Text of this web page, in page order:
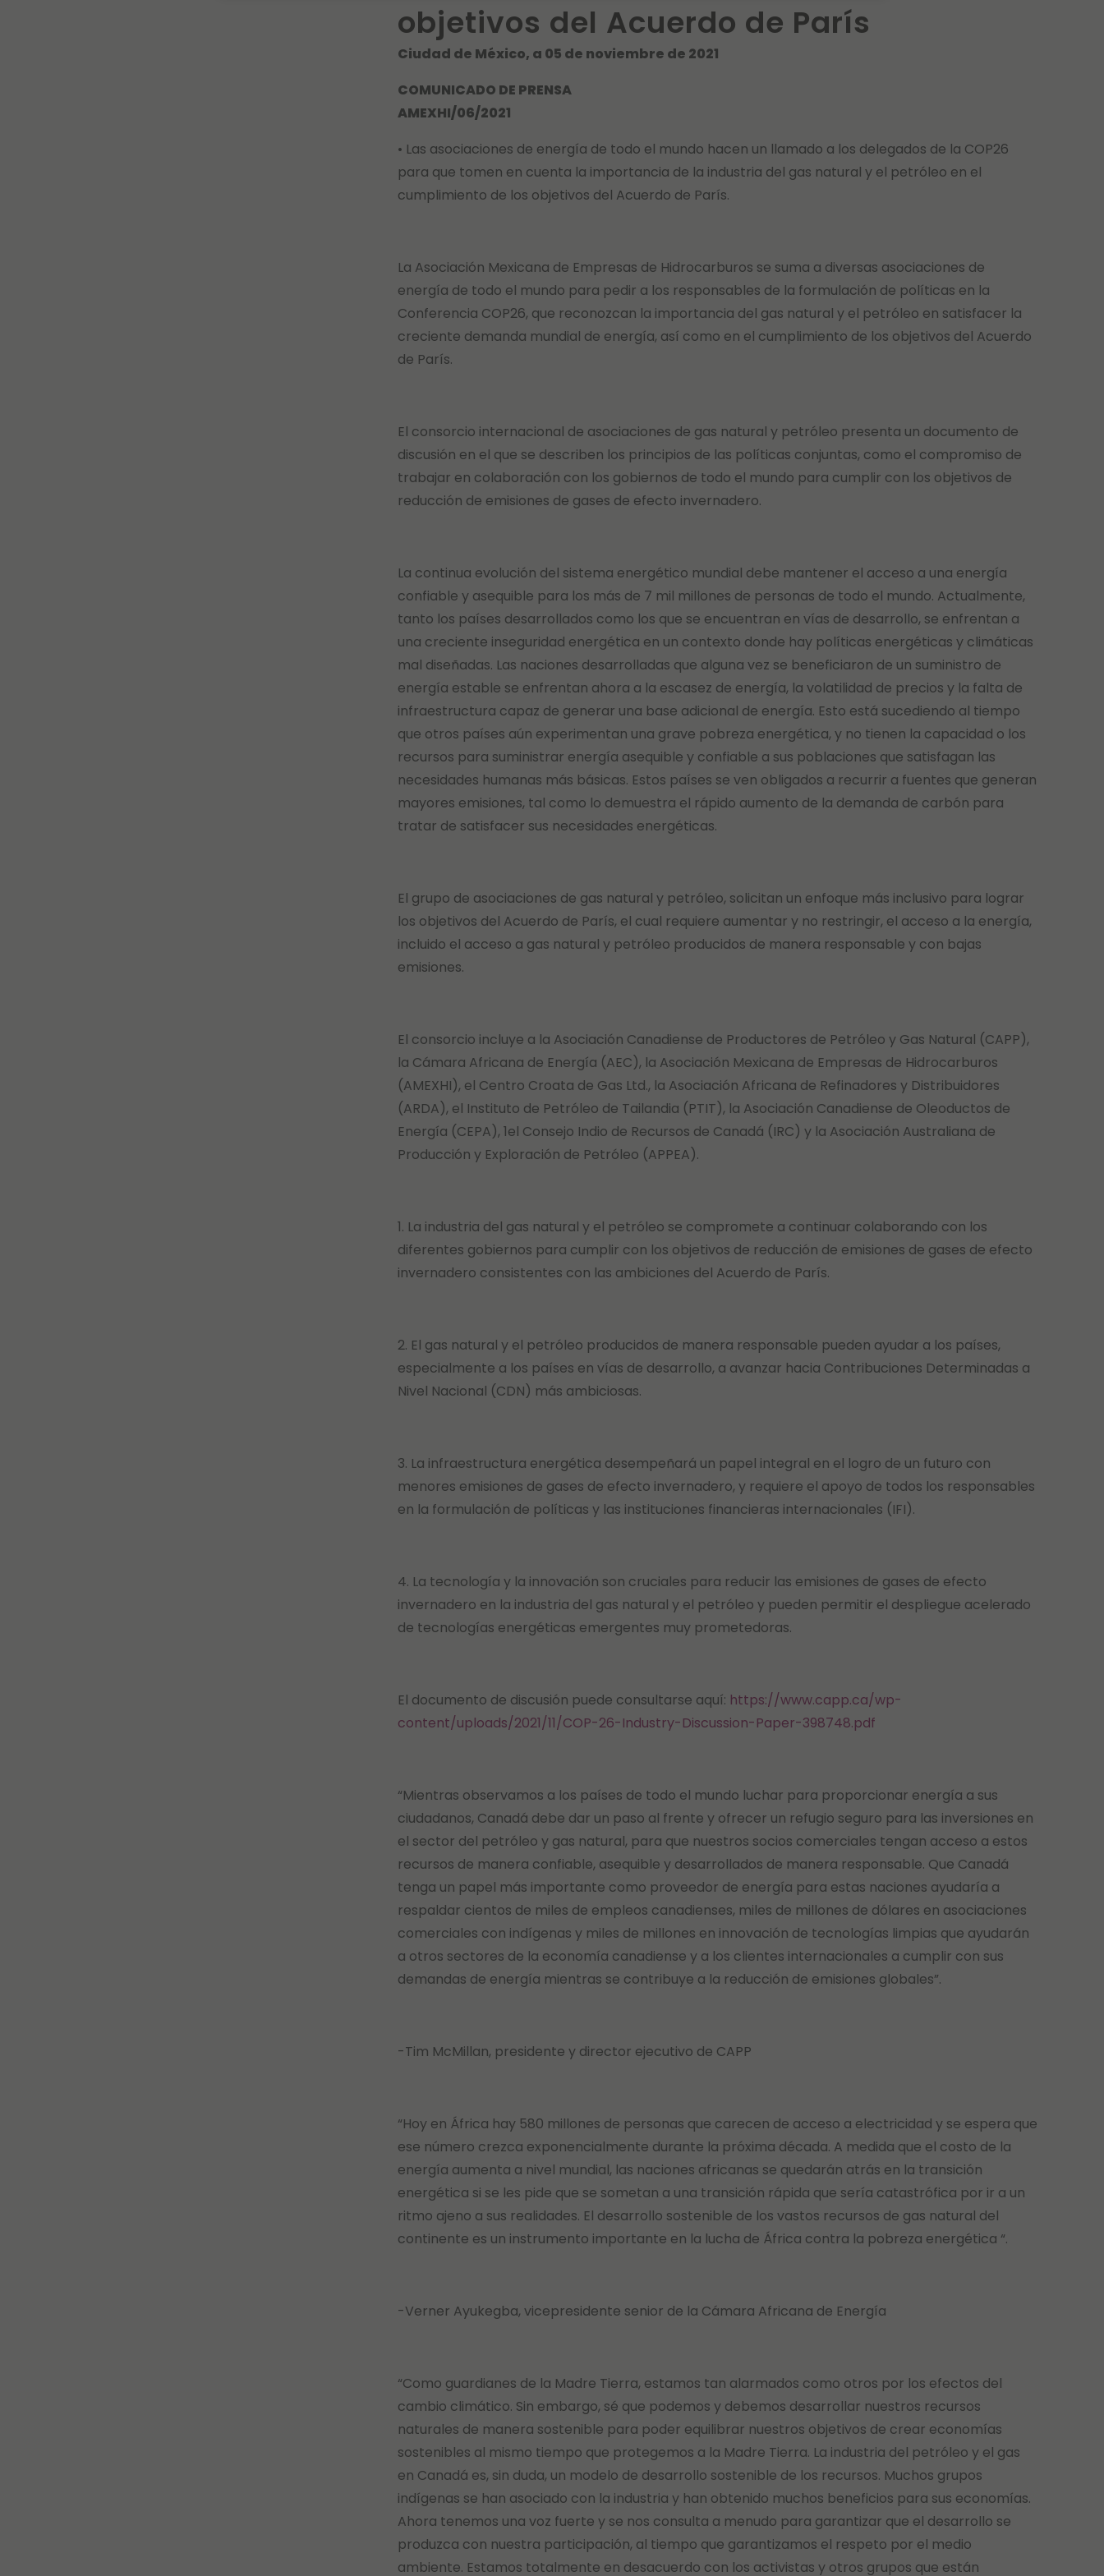
objetivos del Acuerdo de París
Ciudad de México, a 05 de noviembre de 2021
COMUNICADO DE PRENSA
AMEXHI/06/2021
• Las asociaciones de energía de todo el mundo hacen un llamado a los delegados de la COP26
para que tomen en cuenta la importancia de la industria del gas natural y el petróleo en el
cumplimiento de los objetivos del Acuerdo de París.
La Asociación Mexicana de Empresas de Hidrocarburos se suma a diversas asociaciones de
energía de todo el mundo para pedir a los responsables de la formulación de políticas en la
Conferencia COP26, que reconozcan la importancia del gas natural y el petróleo en satisfacer la
creciente demanda mundial de energía, así como en el cumplimiento de los objetivos del Acuerdo
de París.
El consorcio internacional de asociaciones de gas natural y petróleo presenta un documento de
discusión en el que se describen los principios de las políticas conjuntas, como el compromiso de
trabajar en colaboración con los gobiernos de todo el mundo para cumplir con los objetivos de
reducción de emisiones de gases de efecto invernadero.
La continua evolución del sistema energético mundial debe mantener el acceso a una energía
confiable y asequible para los más de 7 mil millones de personas de todo el mundo. Actualmente,
tanto los países desarrollados como los que se encuentran en vías de desarrollo, se enfrentan a
una creciente inseguridad energética en un contexto donde hay políticas energéticas y climáticas
mal diseñadas. Las naciones desarrolladas que alguna vez se beneficiaron de un suministro de
energía estable se enfrentan ahora a la escasez de energía, la volatilidad de precios y la falta de
infraestructura capaz de generar una base adicional de energía. Esto está sucediendo al tiempo
que otros países aún experimentan una grave pobreza energética, y no tienen la capacidad o los
recursos para suministrar energía asequible y confiable a sus poblaciones que satisfagan las
necesidades humanas más básicas. Estos países se ven obligados a recurrir a fuentes que generan
mayores emisiones, tal como lo demuestra el rápido aumento de la demanda de carbón para
tratar de satisfacer sus necesidades energéticas.
El grupo de asociaciones de gas natural y petróleo, solicitan un enfoque más inclusivo para lograr
los objetivos del Acuerdo de París, el cual requiere aumentar y no restringir, el acceso a la energía,
incluido el acceso a gas natural y petróleo producidos de manera responsable y con bajas
emisiones.
El consorcio incluye a la Asociación Canadiense de Productores de Petróleo y Gas Natural (CAPP),
la Cámara Africana de Energía (AEC), la Asociación Mexicana de Empresas de Hidrocarburos
(AMEXHI), el Centro Croata de Gas Ltd., la Asociación Africana de Refinadores y Distribuidores
(ARDA), el Instituto de Petróleo de Tailandia (PTIT), la Asociación Canadiense de Oleoductos de
Energía (CEPA), 1el Consejo Indio de Recursos de Canadá (IRC) y la Asociación Australiana de
Producción y Exploración de Petróleo (APPEA).
1. La industria del gas natural y el petróleo se compromete a continuar colaborando con los
diferentes gobiernos para cumplir con los objetivos de reducción de emisiones de gases de efecto
invernadero consistentes con las ambiciones del Acuerdo de París.
2. El gas natural y el petróleo producidos de manera responsable pueden ayudar a los países,
especialmente a los países en vías de desarrollo, a avanzar hacia Contribuciones Determinadas a
Nivel Nacional (CDN) más ambiciosas.
3. La infraestructura energética desempeñará un papel integral en el logro de un futuro con
menores emisiones de gases de efecto invernadero, y requiere el apoyo de todos los responsables
en la formulación de políticas y las instituciones financieras internacionales (IFI).
4. La tecnología y la innovación son cruciales para reducir las emisiones de gases de efecto
invernadero en la industria del gas natural y el petróleo y pueden permitir el despliegue acelerado
de tecnologías energéticas emergentes muy prometedoras.
El documento de discusión puede consultarse aquí: https://www.capp.ca/wp-
content/uploads/2021/11/COP-26-Industry-Discussion-Paper-398748.pdf
“Mientras observamos a los países de todo el mundo luchar para proporcionar energía a sus
ciudadanos, Canadá debe dar un paso al frente y ofrecer un refugio seguro para las inversiones en
el sector del petróleo y gas natural, para que nuestros socios comerciales tengan acceso a estos
recursos de manera confiable, asequible y desarrollados de manera responsable. Que Canadá
tenga un papel más importante como proveedor de energía para estas naciones ayudaría a
respaldar cientos de miles de empleos canadienses, miles de millones de dólares en asociaciones
comerciales con indígenas y miles de millones en innovación de tecnologías limpias que ayudarán
a otros sectores de la economía canadiense y a los clientes internacionales a cumplir con sus
demandas de energía mientras se contribuye a la reducción de emisiones globales”.
-Tim McMillan, presidente y director ejecutivo de CAPP
“Hoy en África hay 580 millones de personas que carecen de acceso a electricidad y se espera que
ese número crezca exponencialmente durante la próxima década. A medida que el costo de la
energía aumenta a nivel mundial, las naciones africanas se quedarán atrás en la transición
energética si se les pide que se sometan a una transición rápida que sería catastrófica por ir a un
ritmo ajeno a sus realidades. El desarrollo sostenible de los vastos recursos de gas natural del
continente es un instrumento importante en la lucha de África contra la pobreza energética “.
-Verner Ayukegba, vicepresidente senior de la Cámara Africana de Energía
“Como guardianes de la Madre Tierra, estamos tan alarmados como otros por los efectos del
cambio climático. Sin embargo, sé que podemos y debemos desarrollar nuestros recursos
naturales de manera sostenible para poder equilibrar nuestros objetivos de crear economías
sostenibles al mismo tiempo que protegemos a la Madre Tierra. La industria del petróleo y el gas
en Canadá es, sin duda, un modelo de desarrollo sostenible de los recursos. Muchos grupos
indígenas se han asociado con la industria y han obtenido muchos beneficios para sus economías.
Ahora tenemos una voz fuerte y se nos consulta a menudo para garantizar que el desarrollo se
produzca con nuestra participación, al tiempo que garantizamos el respeto por el medio
ambiente. Estamos totalmente en desacuerdo con los activistas y otros grupos que están